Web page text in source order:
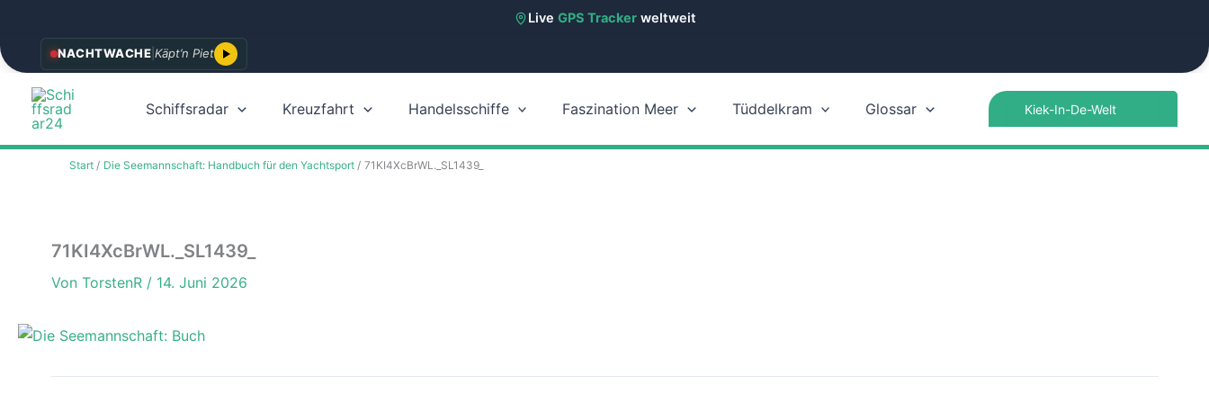
Live GPS Trackerweltweit
Zum
Inhalt
springen
NACHTWACHE Käpt’n Piet
Schiffsradar Kreuzfahrt Handelsschiffe Faszination Meer Tüddelkram Glossar
Start Die Seemannschaft: Handbuch für den Yachtsport 71KI4XcBrWL._SL1439_
71KI4XcBrWL._SL1439_
Von TorstenR / 14. Juni 2026